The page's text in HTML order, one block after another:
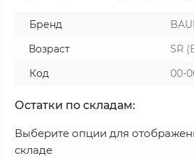
Бренд
Возраст
SR
Код
00-
Остатки по складам:
Выберите опции для
складе